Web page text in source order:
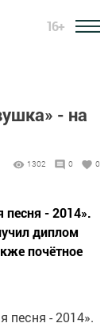
16+
- на
1302 0 0
песня - 2014».
диплом
почётное
песня - 2014».